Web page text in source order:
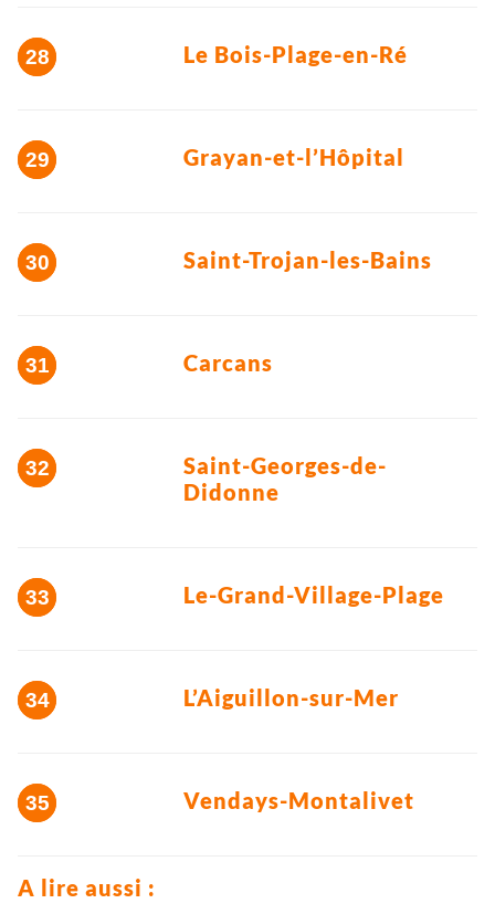
Le Bois-Plage-en-Ré
Grayan-et-l’Hôpital
Saint-Trojan-les-Bains
Carcans
Saint-Georges-de-
Didonne
Le-Grand-Village-Plage
L’Aiguillon-sur-Mer
Vendays-Montalivet
A lire aussi :